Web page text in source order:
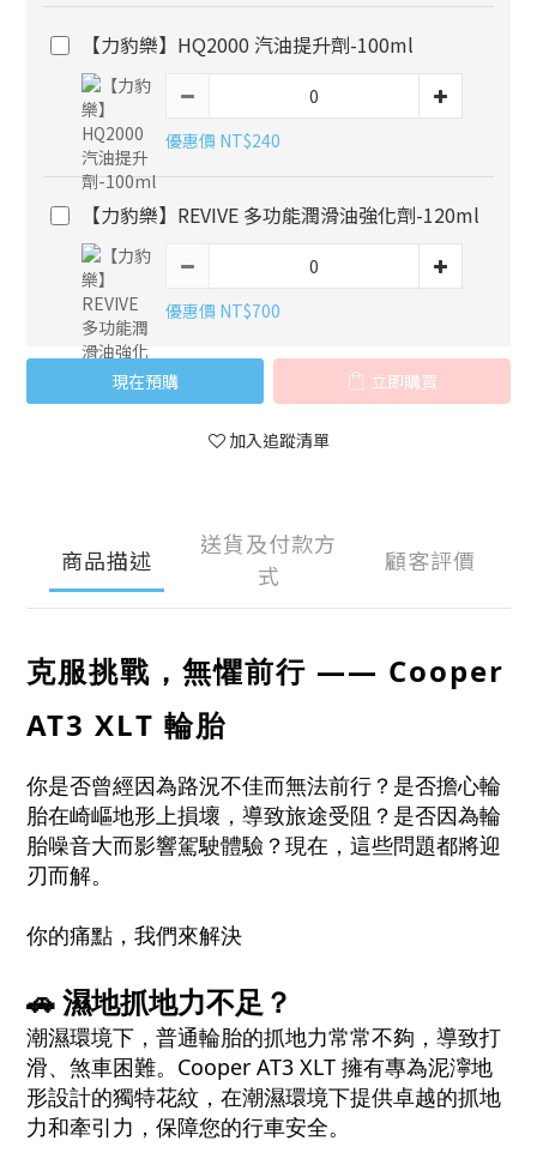
【力豹樂】HQ2000 汽油提升劑-100ml
優惠價 NT$240
【力豹樂】REVIVE 多功能潤滑油強化劑-120ml
優惠價 NT$700
現在預購 立即購買
加入追蹤清單
商品描述
送貨及付款方
式
顧客評價
克服挑戰，無懼前行 —— Cooper
AT3 XLT 輪胎
你是否曾經因為路況不佳而無法前行？是否擔心輪
胎在崎嶇地形上損壞，導致旅途受阻？是否因為輪
胎噪音大而影響駕駛體驗？現在，這些問題都將迎
刃而解。
你的痛點，我們來解決
🚗 濕地抓地力不足？
潮濕環境下，普通輪胎的抓地力常常不夠，導致打
滑、煞車困難。Cooper AT3 XLT 擁有專為泥濘地
形設計的獨特花紋，在潮濕環境下提供卓越的抓地
力和牽引力，保障您的行車安全。